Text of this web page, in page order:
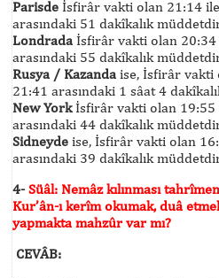
Parisde İsfirâr vakti olan 21:14
arasındaki 51 dakîkalık
Londrada İsfirâr vakti olan
arasındaki 55 dakîkalık
Rusya / Kazanda ise, İsfirâr vakti
21:41 arasındaki 1 sâat 4
New Yorkİsfirâr vakti olan 19:55
arasındaki 44 dakîkalık
Sidneyde ise, İsfirâr vakti olan
arasındaki 39 dakîkalık
4- Süâl: Nemâz kılınması
Kur’ân-ı kerîm okumak, duâ
yapmakta mahzûr var mı?
CEVÂB: